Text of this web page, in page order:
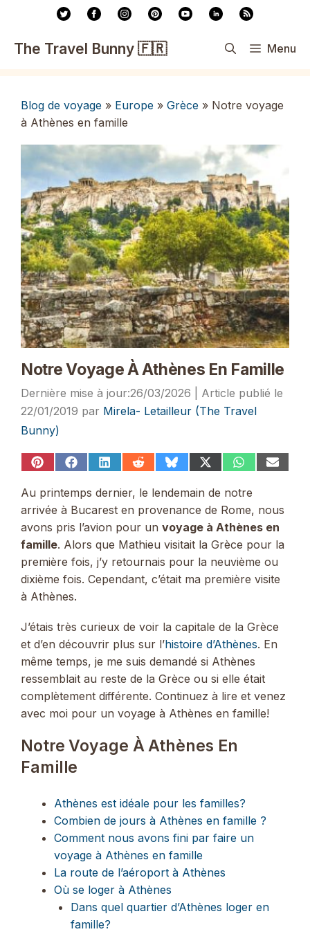
contenu
The Travel Bunny 🇫🇷 Menu
Blog de voyage » Europe » Grèce » Notre voyage
à Athènes en famille
Notre Voyage À Athènes En Famille
26/03/2026
22/01/2019 par Mirela- Letailleur (The Travel
Bunny)
Share
Pinterest
Share
Facebook
Share
LinkedIn
Share
Reddit
Share
Bluesky
Share
X
(Twitter)
Share
WhatsApp
Share
Au printemps dernier, le lendemain de notre
arrivée à Bucarest en provenance de Rome, nous
avons pris l’avion pour un voyage à Athènes en
famille. Alors que Mathieu visitait la Grèce pour la
première fois, j’y retournais pour la neuvième ou
dixième fois. Cependant, c’était ma première visite
à Athènes.
J’étais très curieux de voir la capitale de la Grèce
et d’en découvrir plus sur l’histoire d’Athènes. En
même temps, je me suis demandé si Athènes
ressemblait au reste de la Grèce ou si elle était
complètement différente. Continuez à lire et venez
avec moi pour un voyage à Athènes en famille!
Notre Voyage À Athènes En
Famille
Athènes est idéale pour les familles?
Combien de jours à Athènes en famille ?
Comment nous avons fini par faire un
voyage à Athènes en famille
La route de l’aéroport à Athènes
Où se loger à Athènes
Dans quel quartier d’Athènes loger en
famille?